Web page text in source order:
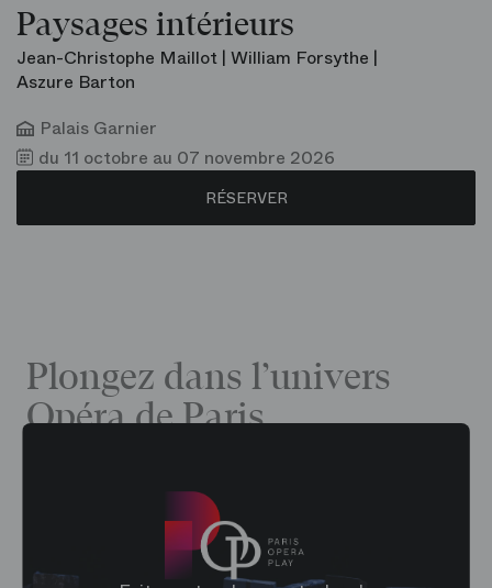
Paysages intérieurs
Jean-Christophe Maillot | William Forsythe |
Aszure Barton
Palais Garnier
du 11 octobre au 07 novembre 2026
RÉSERVER
Plongez dans l’univers
Opéra de Paris